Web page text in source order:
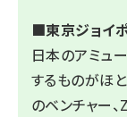
■東京ジョイ
日本のアミュ
するものがほ
のベンチャー